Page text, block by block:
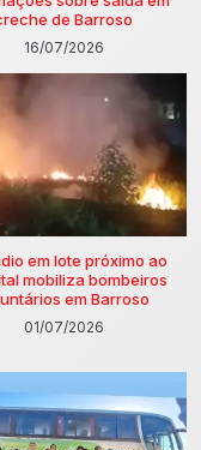
de Barroso
16/07/2026
em lote próximo ao
mobiliza bombeiros
em Barroso
01/07/2026